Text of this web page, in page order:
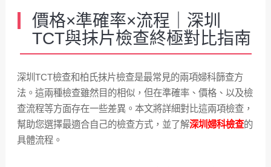
價格×準確率×流程｜深圳
TCT與抹片檢查終極對比指南
深圳TCT檢查和柏氏抹片檢查是最常見的兩項婦科篩查方
法。這兩種檢查雖然目的相似，但在準確率、價格、以及檢
查流程等方面存在一些差異。本文將詳細對比這兩項檢查，
幫助您選擇最適合自己的檢查方式，並了解深圳 婦科檢查的
具體流程。